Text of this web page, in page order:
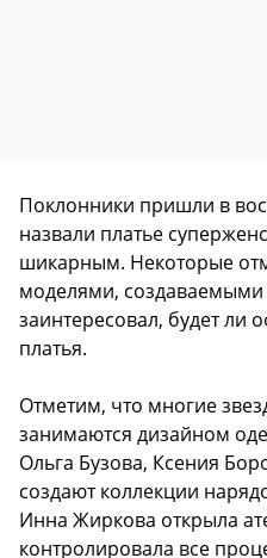
Поклонники пришли в
назвали платье
шикарным. Некоторые
моделями, создаваемыми
заинтересовал, будет ли
платья.
Отметим, что многие
занимаются дизайном
Ольга Бузова, Ксения
создают коллекции
Инна Жиркова открыла
контролировала все